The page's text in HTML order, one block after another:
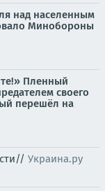
над населенным
Минобороны
Пленный
своего
перешёл на
Украина.ру